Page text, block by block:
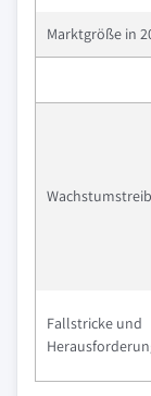
Marktgröße in
Fallstricke und